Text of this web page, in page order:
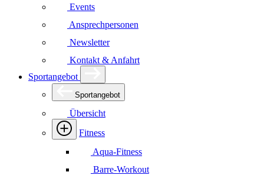
Events
Ansprechpersonen
Newsletter
Kontakt & Anfahrt
Sportangebot
Sportangebot
Übersicht
Fitness
Aqua-Fitness
Barre-Workout